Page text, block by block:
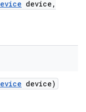
device ,
device)